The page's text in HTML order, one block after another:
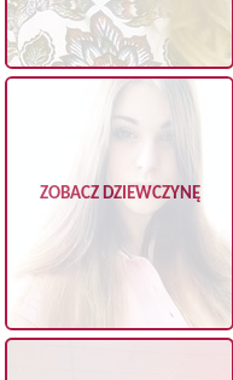
ZOBACZ DZIEWCZYNĘ